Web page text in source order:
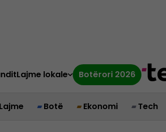
Lajme lokale Botërori 2026
Lajme Botë Ekonomi Tech